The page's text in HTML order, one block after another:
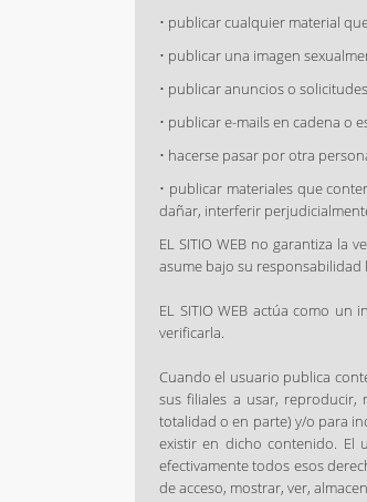
• publicar cualquier material
• publicar una imagen
• publicar anuncios o
• publicar e-mails en cadena o
• hacerse pasar por otra
• publicar materiales que
dañar, interferir
EL SITIO WEB no garantiza la
asume bajo su
EL SITIO WEB actúa como
verificarla.
Cuando el usuario publica
sus filiales a usar,
totalidad o en parte) y/o para
existir en dicho contenido. El
efectivamente todos esos
de acceso, mostrar, ver,